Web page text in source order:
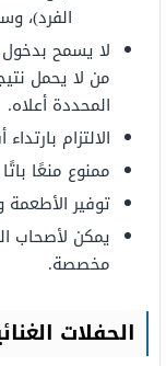
الفرد)،
لا يسمح
من لا يحمل
المحددة أعلاه.
الالتزام
ممنوع منعًا
توفير الأطعمة
يمكن لأصحاب
مخصصة.
الحفلات